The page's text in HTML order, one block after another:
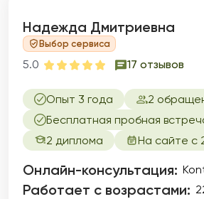
Надежда Дмитриевна
Выбор сервиса
5.0 17 отзывов
Опыт 3 года
2
Бесплатная пробная
2 диплома
На сайте с
Онлайн-консультация:
Работает с возрастами: